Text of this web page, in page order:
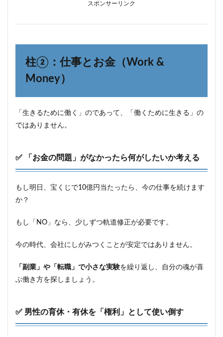
スポンサーリンク
柱②：仕事とお金（Work &
Money）
「生きるために働く」のであって、「働くために生きる」の
ではありません。
✅ 「お金の問題」がなかったら何がしたいか考える
もし明日、宝くじで10億円当たったら、今の仕事を続けます
か？
もし「NO」なら、少しずつ軌道修正が必要です。
今の時代、会社にしがみつくことが安定ではありません。
「副業」や「転職」で小さな実験を繰り返し、自分の魂が喜
ぶ働き方を探しましょう。
✅ 男性の育休・有休を「権利」として使い倒す